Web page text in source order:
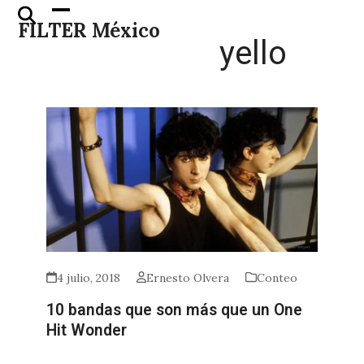
Skip
FILTER México
Open
mobile
Close
mobile
yello
4 julio, 2018 Ernesto Olvera Conteo
10 bandas que son más que un One
Hit Wonder